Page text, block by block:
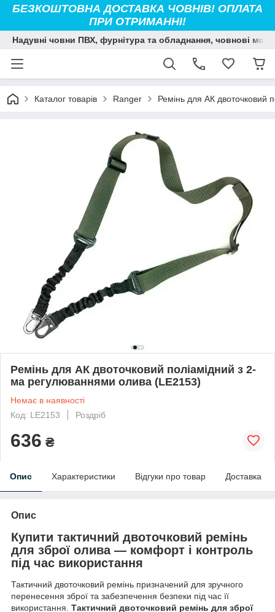
БЕЗКОШТОВНА ДОСТАВКА ЧОВНІВ! ОПЛАТА
ПРИ ОТРИМАННІ!
Надувні човни ПВХ, фурнітура та обладнання, човнові
Каталог товарів Ranger Ремінь для АК двоточковий
Ремінь для АК двоточковий поліамідний з 2-
ма регулюваннями олива (LE2153)
Немає в наявності
Код: LE2153
Роздріб
636 ₴
Опис Характеристики Відгуки про товар Доставка
Опис
Купити тактичний двоточковий ремінь
для зброї олива — комфорт і контроль
під час використання
Тактичний двоточковий ремінь призначений для зручного
перенесення зброї та забезпечення безпеки під час її
використання. Тактичний двоточковий ремінь для зброї